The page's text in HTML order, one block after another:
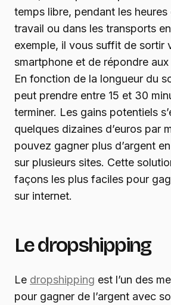
temps libre, pendant les heures
travail ou dans les transports
exemple, il vous suffit de sortir
smartphone et de répondre
En fonction de la longueur du
peut prendre entre 15 et 30
terminer. Les gains potentiels
quelques dizaines d’euros par
pouvez gagner plus d’argent
sur plusieurs sites. Cette
façons les plus faciles pour
sur internet.
Le dropshipping
Le dropshipping est l’un des
pour gagner de l’argent avec